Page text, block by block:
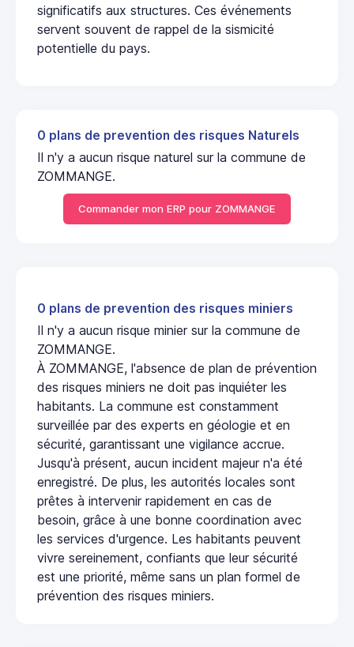
significatifs aux structures. Ces événements
servent souvent de rappel de la sismicité
potentielle du pays.
0 plans de prevention des risques Naturels
Il n'y a aucun risque naturel sur la commune de
ZOMMANGE.
Commander mon ERP pour ZOMMANGE
0 plans de prevention des risques miniers
Il n'y a aucun risque minier sur la commune de
ZOMMANGE.
À ZOMMANGE, l'absence de plan de prévention
des risques miniers ne doit pas inquiéter les
habitants. La commune est constamment
surveillée par des experts en géologie et en
sécurité, garantissant une vigilance accrue.
Jusqu'à présent, aucun incident majeur n'a été
enregistré. De plus, les autorités locales sont
prêtes à intervenir rapidement en cas de
besoin, grâce à une bonne coordination avec
les services d'urgence. Les habitants peuvent
vivre sereinement, confiants que leur sécurité
est une priorité, même sans un plan formel de
prévention des risques miniers.